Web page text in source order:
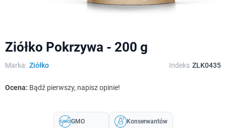
Ziółko Pokrzywa - 200 g
Marka: Ziółko Indeks ZLK0435
Ocena: Bądź pierwszy, napisz opinie!
GMO Konserwantów